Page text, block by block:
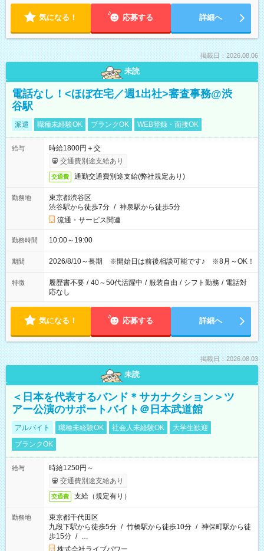
気になる！ 応募する 詳細へ
掲載日：2026.08.06
未読
電話なし！<ほぼ在宅／週1出社>審査事務@渋
谷駅
派遣 職種未経験OK ブランクOK WEB登録・面接OK
給与
時給1800円＋交
交通費別途支給あり
交通費 通勤交通費別途支給(弊社規定あり)
勤務地
東京都渋谷区
渋谷駅から徒歩7分 / 神泉駅から徒歩5分
流通・サービス関連
勤務時間 10:00～19:00
期間 2026/8/10～長期 ※開始日は前後相談可能です♪ ※8月～OK！
特徴 履歴書不要 / 40～50代活躍中 / 服装自由 / シフト勤務 / 電話対
応なし
気になる！ 応募する 詳細へ
掲載日：2026.08.03
未読
＜日本を代表するバンド＊サカナクション＞ツ
アー公演のサポートバイト＠日本武道館
アルバイト 職種未経験OK 社会人未経験OK
大学生歓迎
ブランクOK
給与
時給1250円～
交通費別途支給あり
交通費 支給（規定有り）
勤務地
東京都千代田区
九段下駅から徒歩5分 / 竹橋駅から徒歩10分 / 神保町駅から徒
歩15分 / …
株式会社ライブパワー